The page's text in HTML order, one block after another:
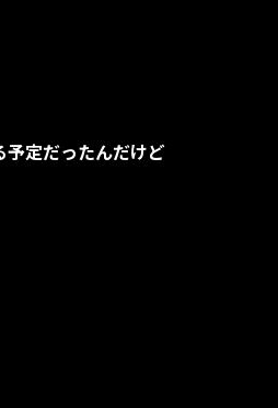
予定だったんだけど